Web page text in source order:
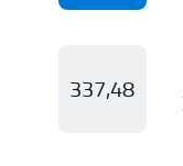
337,48